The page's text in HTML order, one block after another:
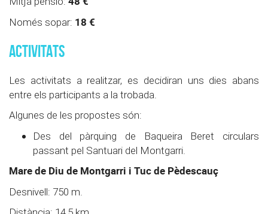
Només sopar: 18 €
ACTIVITATS
Les activitats a realitzar, es decidiran uns dies abans
entre els participants a la trobada.
Algunes de les propostes són:
Des del pàrquing de Baqueira Beret circulars
passant pel Santuari del Montgarri.
Mare de Diu de Montgarri i Tuc de Pèdescauç
Desnivell: 750 m.